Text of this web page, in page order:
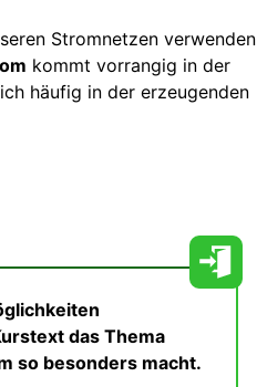
Stromnetzen verwenden
kommt vorrangig in der
häufig in der erzeugenden
das Thema
so besonders macht.